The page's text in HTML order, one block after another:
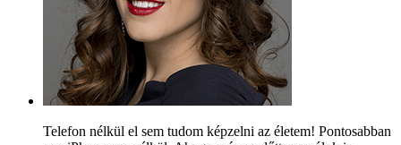
Telefon nélkül el sem tudom képzelni az életem! Pontosabban